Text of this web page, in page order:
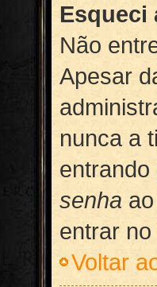
Esqueci
Não
Apesar
nunca a
senha
entrar
Voltar